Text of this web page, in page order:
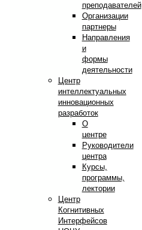
преподавателей
Организации
партнеры
Направления
и
формы
деятельности
Центр
интеллектуальных
инновационных
разработок
О
центре
Руководители
центра
Курсы,
программы,
лектории
Центр
Когнитивных
Интерфейсов